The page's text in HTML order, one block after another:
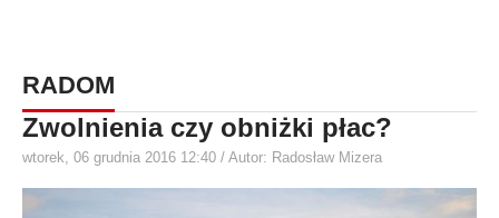
RADOM
Zwolnienia czy obniżki płac?
wtorek, 06 grudnia 2016 12:40 / Autor: Radosław Mizera